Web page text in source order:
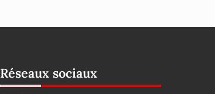
Réseaux sociaux